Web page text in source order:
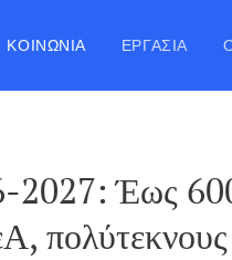
ΚΟΙΝΩΝΊΑ ΕΡΓΑΣΊΑ
Έως 600
πολύτεκνους